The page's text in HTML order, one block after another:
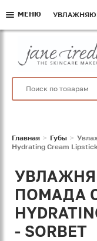
Главная Губы
Hydrating Cream
ПОМАДА
- SORBET
МЕНЮ
МЕНЮ
МЕНЮ